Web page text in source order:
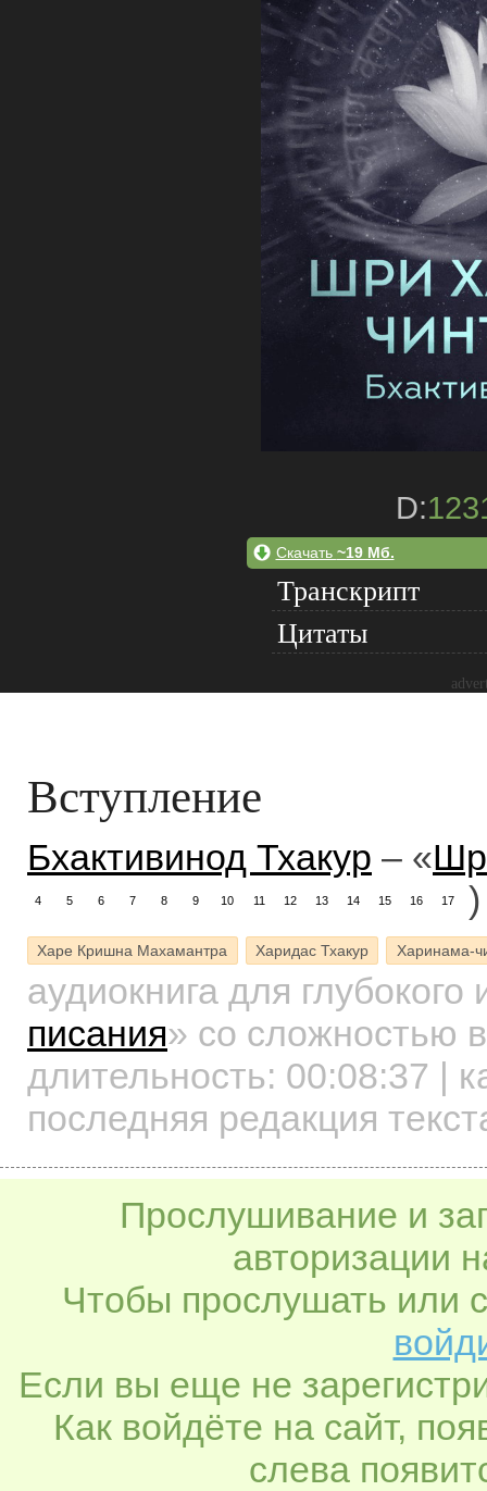
D:
Скачать ~19 Мб.
Транскрипт
Цитаты
Вступление
Бхактивинод Тхакур – «
4 5 6 7 8 9 10 11 12 13 14 15 16 17 )
Харе Кришна Махамантра Харидас Тхакур Харинама-
аудиокнига для
писания» со сложностью
длительность: 00:08:37 |
последняя редакция
Прослушивание и
авторизации
Чтобы прослушать или
Если вы еще не
Как войдёте на сайт,
слева